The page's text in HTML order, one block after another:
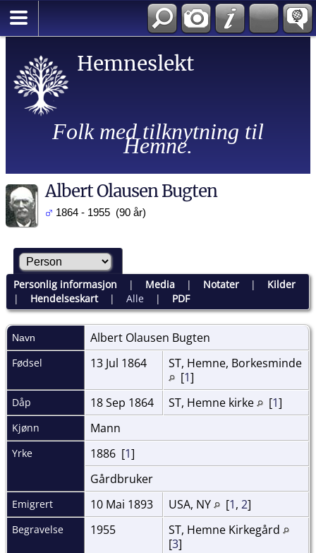
Hemneslekt
Folk med tilknytning til
Hemne.
Albert Olausen Bugten
1864 - 1955 (90 år)
Personlig informasjon | Media| Notater| Kilder
| Hendelseskart| Alle| PDF
Navn Albert Olausen Bugten
Fødsel 13 Jul 1864
ST, Hemne, Borkesminde
[1]
Dåp 18 Sep 1864 ST, Hemne kirke [1]
Kjønn Mann
Yrke 1886 [1]
Gårdbruker
Emigrert 10 Mai 1893 USA, NY [1, 2]
Begravelse 1955
ST, Hemne Kirkegård
[3]